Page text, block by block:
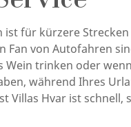
ist für kürzere
Fan von Autofahren
Wein trinken oder
während Ihres
Villas Hvar ist schnell,